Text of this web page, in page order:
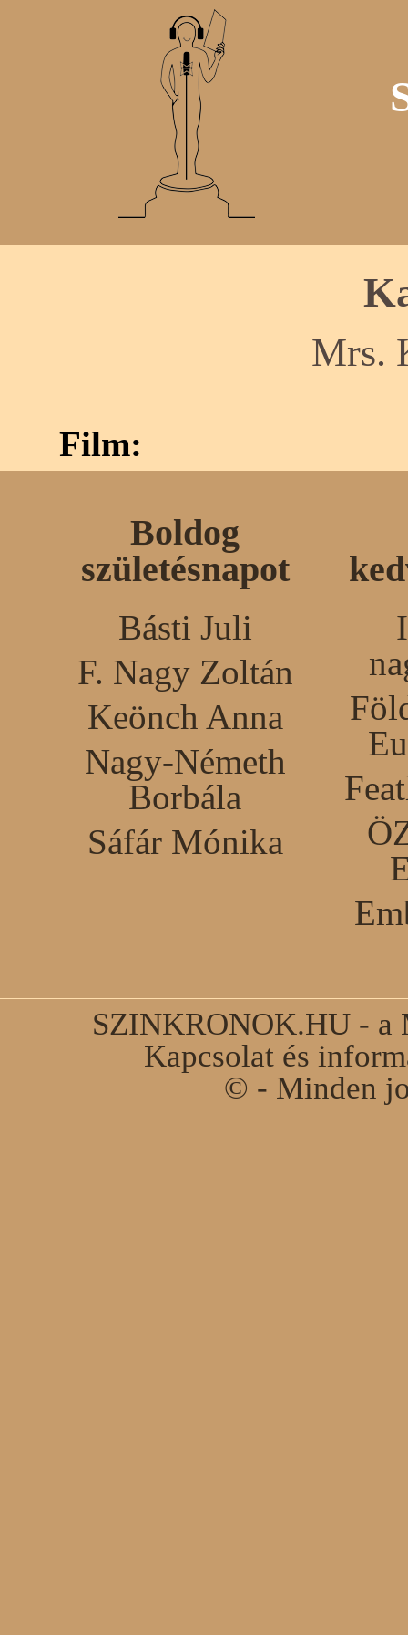
Mrs.
Film:
Boldog
születésnapot
Básti Juli
F. Nagy Zoltán
Keönch Anna
Nagy-Németh
Borbála
Sáfár Mónika
SZINKRONOK.HU - a
Kapcsolat és
© - Minden